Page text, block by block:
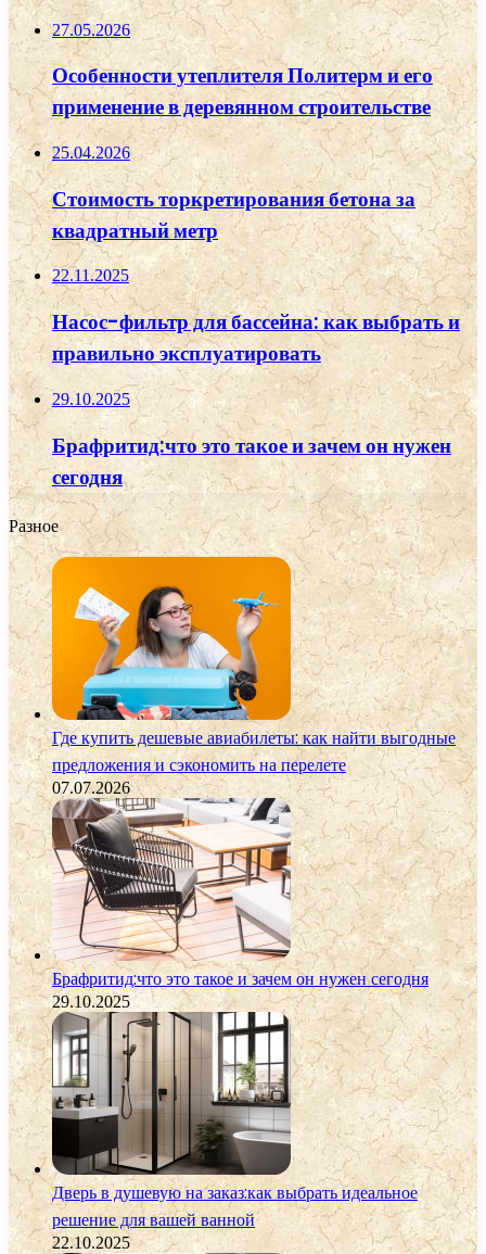
27.05.2026
Особенности утеплителя Политерм и его
применение в деревянном строительстве
25.04.2026
Стоимость торкретирования бетона за
квадратный метр
22.11.2025
Насос-фильтр для бассейна: как выбрать и
правильно эксплуатировать
29.10.2025
Брафритид:что это такое и зачем он нужен
сегодня
Разное
Где купить дешевые авиабилеты: как найти выгодные
предложения и сэкономить на перелете
07.07.2026
Брафритид:что это такое и зачем он нужен сегодня
29.10.2025
Дверь в душевую на заказ:как выбрать идеальное
решение для вашей ванной
22.10.2025